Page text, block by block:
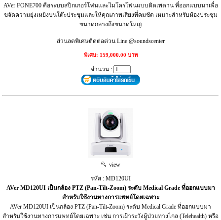
AVer FONE700 คือระบบสปีกเกอร์โฟนและไมโครโฟนแบบติดเพดาน ที่ออกแบบมาเพื่อ
ขจัดความยุ่งเหยิงบนโต๊ะประชุมและให้คุณภาพเสียงที่คมชัด เหมาะสำหรับห้องประชุม
ขนาดกลางถึงขนาดใหญ่
ส่วนลดพิเศษติดต่อด่วน Line @soundscenter
พิเศษ: 159,000.00 บาท
จำนวน :
view
รหัส : MD120UI
AVer MD120UI เป็นกล้อง PTZ (Pan-Tilt-Zoom) ระดับ Medical Grade ที่ออกแบบมา
สำหรับใช้งานทางการแพทย์โดยเฉพาะ
AVer MD120UI เป็นกล้อง PTZ (Pan-Tilt-Zoom) ระดับ Medical Grade ที่ออกแบบมา
สำหรับใช้งานทางการแพทย์โดยเฉพาะ เช่น การเฝ้าระวังผู้ป่วยทางไกล (Telehealth) หรือ